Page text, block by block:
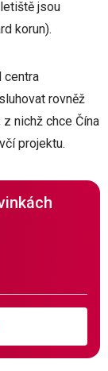
jsou
korun).
centra
rovněž
nichž chce Čína
projektu.